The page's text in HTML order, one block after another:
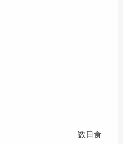
数日食